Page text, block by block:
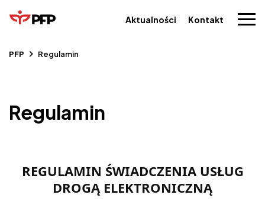
Aktualności Kontakt
PFP Regulamin
Regulamin
REGULAMIN ŚWIADCZENIA USŁUG
DROGĄ ELEKTRONICZNĄ